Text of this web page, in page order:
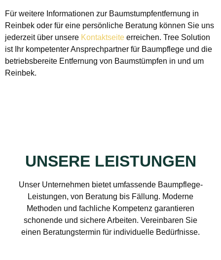
Für weitere Informationen zur Baumstumpfentfernung in
Reinbek oder für eine persönliche Beratung können Sie uns
jederzeit über unsere Kontaktseite erreichen. Tree Solution
ist Ihr kompetenter Ansprechpartner für Baumpflege und die
betriebsbereite Entfernung von Baumstümpfen in und um
Reinbek.
UNSERE LEISTUNGEN
Unser Unternehmen bietet umfassende Baumpflege-
Leistungen, von Beratung bis Fällung. Moderne
Methoden und fachliche Kompetenz garantieren
schonende und sichere Arbeiten. Vereinbaren Sie
einen Beratungstermin für individuelle Bedürfnisse.